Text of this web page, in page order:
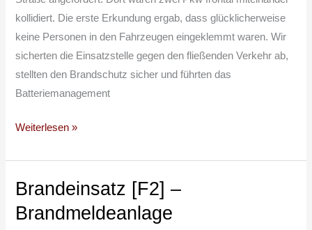
kollidiert. Die erste Erkundung ergab, dass glücklicherweise
keine Personen in den Fahrzeugen eingeklemmt waren. Wir
sicherten die Einsatzstelle gegen den fließenden Verkehr ab,
stellten den Brandschutz sicher und führten das
Batteriemanagement
Weiterlesen »
Brandeinsatz [F2] –
Brandmeldeanlage
Brandeinsatz
[F2]
–